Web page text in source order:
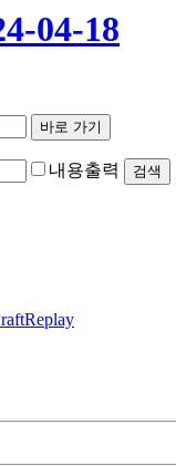
04-18
내용출력